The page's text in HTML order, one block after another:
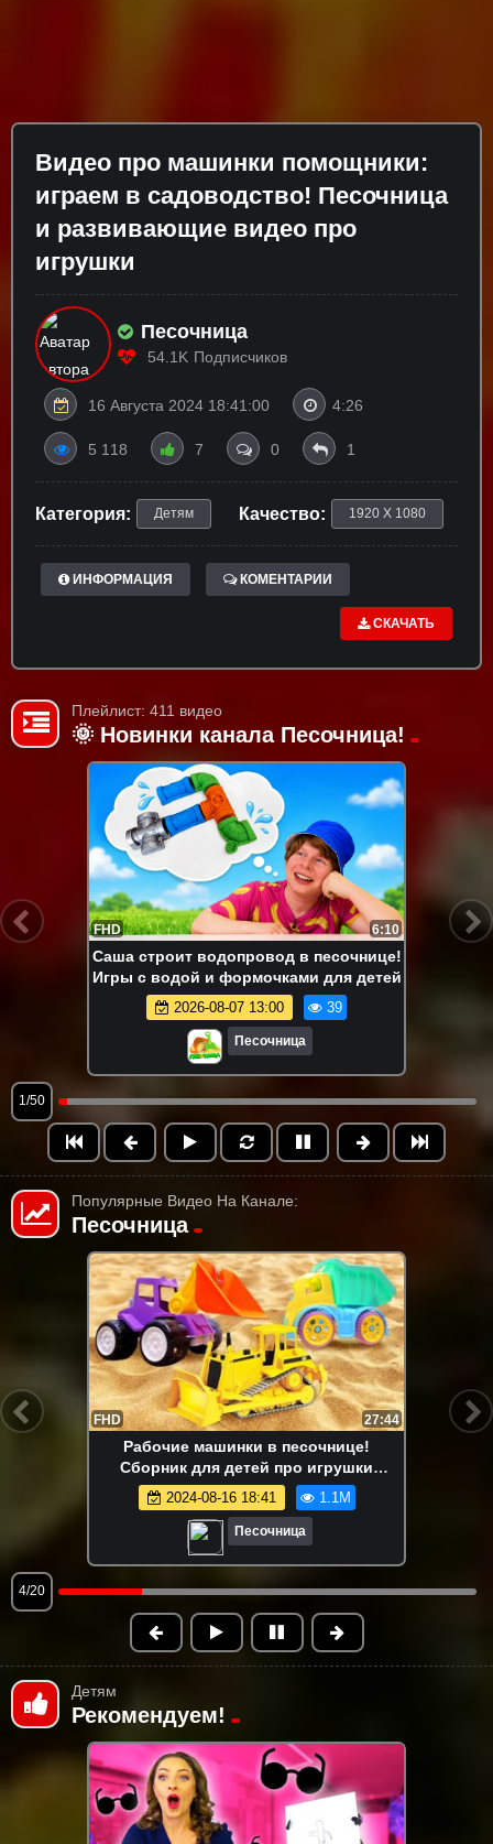
Видео про машинки помощники:
играем в садоводство! Песочница
и развивающие видео про
игрушки
Песочница
54.1K Подписчиков
16 Августа 2024 18:41:00 4:26
5 118 7 0 1
Категория: Детям Качество: 1920 X 1080
ИНФОРМАЦИЯ КОМЕНТАРИИ
СКАЧАТЬ
Плейлист: 411 видео
🌞 Новинки канала Песочница!
FHD 6:10
Саша строит водопровод в песочнице!
Игры с водой и формочками для детей
2026-08-07 13:00 39
Песочница
1/50
Популярные Видео На Канале:
Песочница
FHD 13:58
Маша Капуки Кануки и игрушки в
песочнице — Развивающее видео для
самых маленьких
2024-08-16 18:41 1.1M
Песочница
5/20
Детям
Рекомендуем!